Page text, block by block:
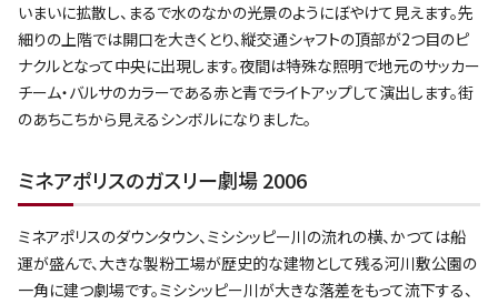
いまいに拡散し、まるで水のなかの光景のようにぼやけて見えます。先
細りの上階では開口を大きくとり、縦交通シャフトの頂部が2つ目のピ
ナクルとなって中央に出現します。夜間は特殊な照明で地元のサッカー
チーム・バルサのカラーである赤と青でライトアップして演出します。街
のあちこちから見えるシンボルになりました。
ミネアポリスのガスリー劇場 2006
ミネアポリスのダウンタウン、ミシシッピー川の流れの横、かつては船
運が盛んで、大きな製粉工場が歴史的な建物として残る河川敷公園の
一角に建つ劇場です。ミシシッピー川が大きな落差をもって流下する、